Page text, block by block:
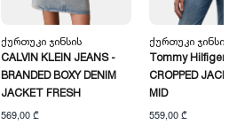
Ქურთუკი Ჯინსის
CALVIN KLEIN JEANS -
BRANDED BOXY DENIM
JACKET FRESH
569,00 ₾
Ქურთუკი Ჯინსის
Tommy Hilfiger -
CROPPED
MID
559,00 ₾